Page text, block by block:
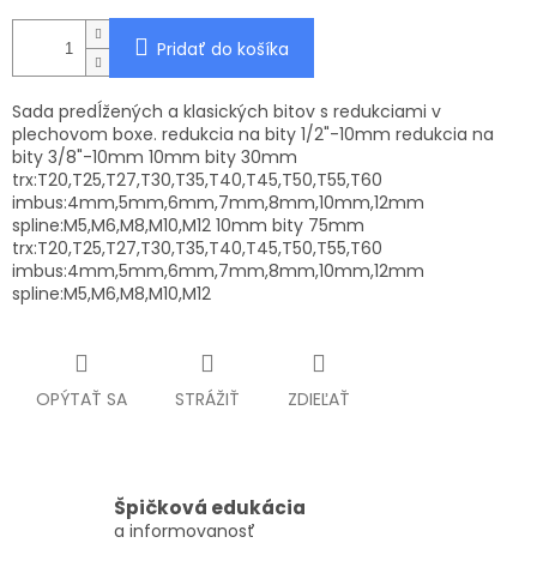
Pridať do košíka
Sada predĺžených a klasických bitov s redukciami v
plechovom boxe. redukcia na bity 1/2"-10mm redukcia na
bity 3/8"-10mm 10mm bity 30mm
trx:T20,T25,T27,T30,T35,T40,T45,T50,T55,T60
imbus:4mm,5mm,6mm,7mm,8mm,10mm,12mm
spline:M5,M6,M8,M10,M12 10mm bity 75mm
trx:T20,T25,T27,T30,T35,T40,T45,T50,T55,T60
imbus:4mm,5mm,6mm,7mm,8mm,10mm,12mm
spline:M5,M6,M8,M10,M12
OPÝTAŤ SA STRÁŽIŤ ZDIEĽAŤ
Špičková edukácia
a informovanosť